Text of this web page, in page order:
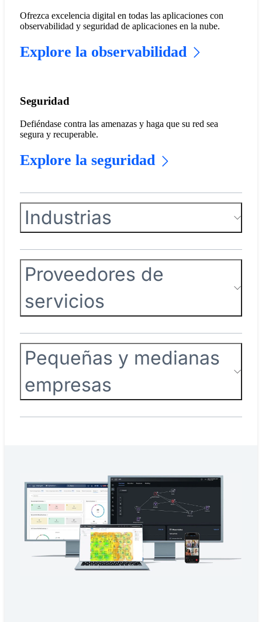
Ofrezca excelencia digital en todas las aplicaciones con
observabilidad y seguridad de aplicaciones en la nube.
Explore la observabilidad
Seguridad
Defiéndase contra las amenazas y haga que su red sea
segura y recuperable.
Explore la seguridad
Industrias
Proveedores de
servicios
Pequeñas y medianas
empresas